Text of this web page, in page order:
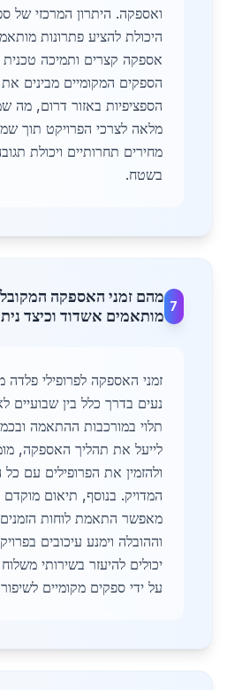
ואספקה. היתרון המרכזי של
היכולת להציע פתרונות
אספקה קצרים ותמיכה טכנית
הספקים המקומיים מבינים
הספציפיות באזור דרום, מה
מלאה לצרכי הפרויקט תוך
מחירים תחרותיים ויכולת
בשטח.
7
מהם זמני האספקה
מותאמים אשדוד וכיצד
זמני האספקה לפרופילי
נעים בדרך כלל בין שבועיים
תלוי במורכבות ההתאמה
לייעל את תהליך האספקה,
ולהזמין את הפרופילים עם
המדויק. בנוסף, תיאום
מאפשר התאמת לוחות הזמנים
וההובלה וימנע עיכובים
יכולים להיעזר בשירותי
על ידי ספקים מקומיים לשיפור